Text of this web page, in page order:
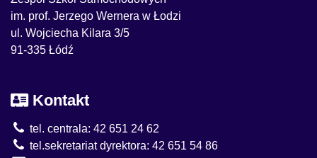
im. prof. Jerzego Wernera w Łodzi
ul. Wojciecha Kilara 3/5
91-335 Łódź
Kontakt
tel. centrala: 42 651 24 62
tel.sekretariat dyrektora: 42 651 54 86